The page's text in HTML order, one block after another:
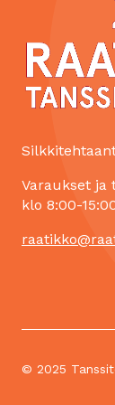
Varaukset ja
klo 8:00-
© 2025